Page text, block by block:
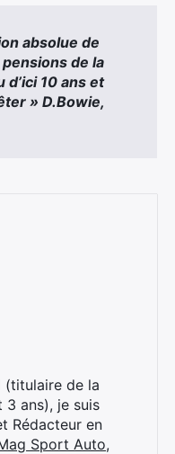
absolue de
de la
d’ici 10 ans et
» D.Bowie,
(titulaire de la
3 ans), je suis
Rédacteur en
Sport Auto,